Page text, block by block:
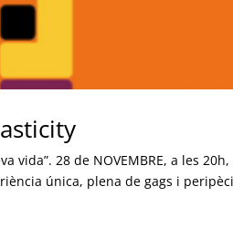
vida”. 28 de NOVEMBRE, a les
única, plena de gags i